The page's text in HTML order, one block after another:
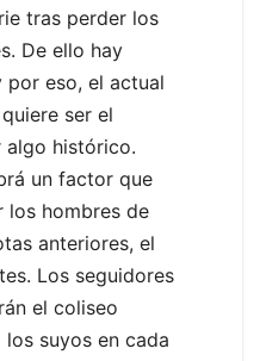
tras perder los
De ello hay
por eso, el actual
ser el
algo histórico.
un factor que
los hombres de
anteriores, el
Los seguidores
el coliseo
suyos en cada